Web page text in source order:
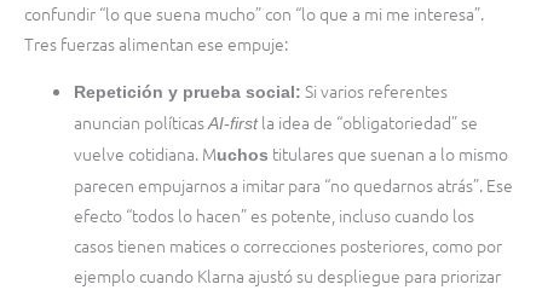
confundir “lo que suena mucho” con “lo que a mi me interesa”.
Tres fuerzas alimentan ese empuje:
Repetición y prueba social: Si varios referentes
anuncian políticasAI-firstla idea de “obligatoriedad” se
vuelve cotidiana. Muchos titulares que suenan a lo mismo
parecen empujarnos a imitar para “no quedarnos atrás”. Ese
efecto “todos lo hacen” es potente, incluso cuando los
casos tienen matices o correcciones posteriores, como por
ejemplo cuando Klarna ajustó su despliegue para priorizar